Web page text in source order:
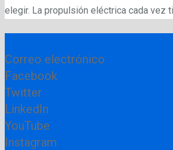
elegir. La propulsión eléctrica cada vez
Correo electrónico
Facebook
Twitter
LinkedIn
YouTube
Instagram